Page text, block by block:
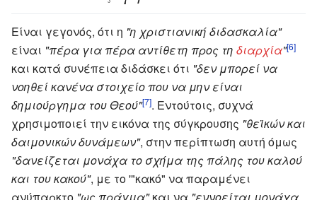
Είναι γεγονός, ότι η "η χριστιανική διδασκαλία"
είναι "πέρα για πέρα αντίθετη προς τη διαρχία"[6]
και κατά συνέπεια διδάσκει ότι "δεν μπορεί να
νοηθεί κανένα στοιχείο που να μην είναι
δημιούργημα του Θεού"[7]. Εντούτοις, συχνά
χρησιμοποιεί την εικόνα της σύγκρουσης "θεϊκών και
δαιμονικών δυνάμεων", στην περίπτωση αυτή όμως
"δανείζεται μονάχα το σχήμα της πάλης του καλού
και του κακού", με το '"κακό" να παραμένει
ανύπαρκτο "ως πράγμα"και να "εννοείται μονάχα